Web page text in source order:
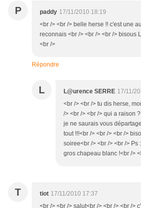
P paddy 17/11/2010 18:19
<br /> <br /> belle herse !! c'est une
reconnais <br /> <br /> <br /> bisous
<br />
Répondre
L L@urence SERRE 17/11/
<br /> <br /> tu dis herse,
/> <br /> <br /> qui a raison
je ne saurais vous
tout !!!<br /> <br /> <br />
soiree<br /> <br /> <br /> Ps
gros chapeau blanc !<br />
T tiot 17/11/2010 17:37
<br /> <br /> salut<br /> <br /> <br />